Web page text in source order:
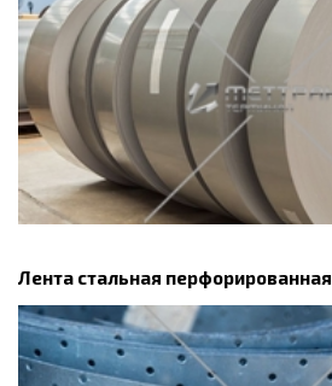
Лента стальная перфорированная